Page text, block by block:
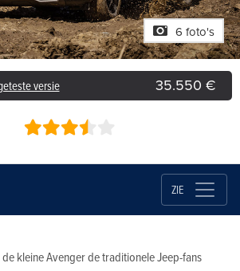
6 foto's
versie 35.550 €
ZIE
kleine Avenger de traditionele Jeep-fans